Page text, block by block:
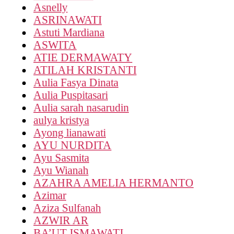
Asnelly
ASRINAWATI
Astuti Mardiana
ASWITA
ATIE DERMAWATY
ATILAH KRISTANTI
Aulia Fasya Dinata
Aulia Puspitasari
Aulia sarah nasarudin
aulya kristya
Ayong lianawati
AYU NURDITA
Ayu Sasmita
Ayu Wianah
AZAHRA AMELIA HERMANTO
Azimar
Aziza Sulfanah
AZWIR AR